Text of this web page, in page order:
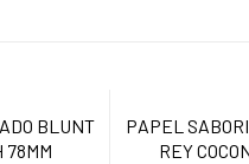
BLUNT
78MM
PAPEL
REY